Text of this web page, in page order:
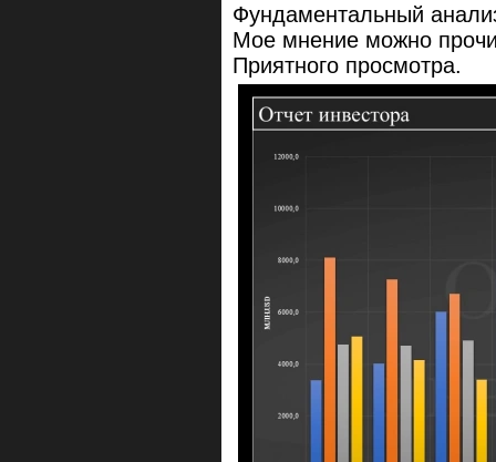
Фундаментальный
Мое мнение можно
Приятного просмотра.